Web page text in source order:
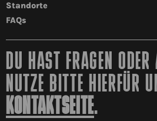
Standorte
FAQs
DU HAST FRAGEN ODER
NUTZE BITTE HIERFÜR
KONTAKTSEITE.